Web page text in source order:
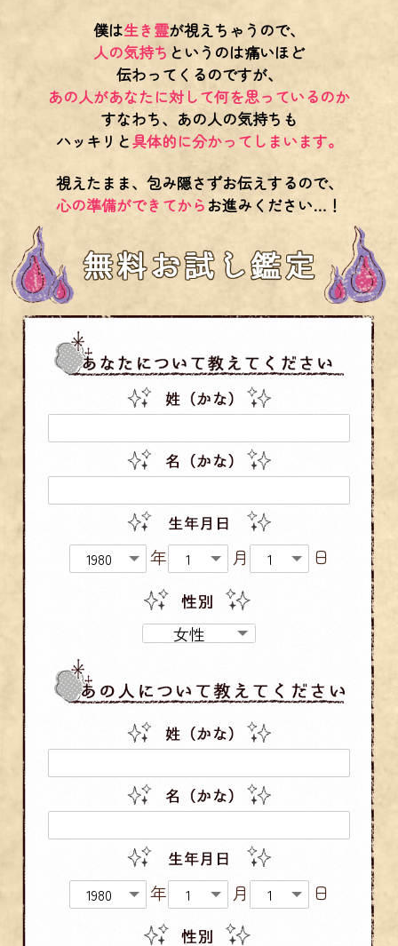
僕は生き霊が視えちゃうので、
人の気持ち というのは痛いほど
伝わってくるのですが、
あの人があなたに対して何を思っているのか
すなわち、あの人の気持ちも
ハッキリと具体的に分かってしまいます。
視えたまま、包み隠さずお伝えするので、
心の準備ができてから お進みください…！
年 月 日
年 月 日